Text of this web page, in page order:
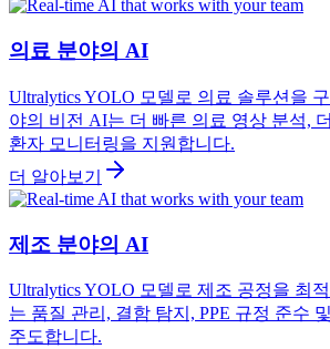
의료 분야의 AI
Ultralytics YOLO 모델로 의료 솔루션을
야의 비전 AI는 더 빠른 의료 영상 분석,
환자 모니터링을 지원합니다.
더 알아보기
제조 분야의 AI
Ultralytics YOLO 모델로 제조 공정을 최
는 품질 관리, 결함 탐지, PPE 규정 준수
주도합니다.